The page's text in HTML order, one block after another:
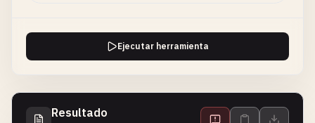
Ejecutar herramienta
Resultado